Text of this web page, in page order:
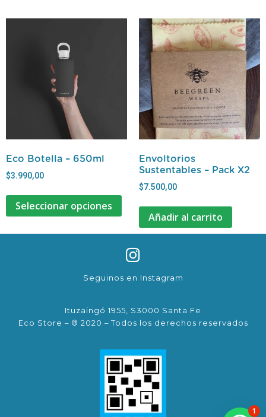
Eco Botella – 650ml
$3.990,00
Seleccionar opciones
Envoltorios
Sustentables – Pack X2
$7.500,00
Añadir al carrito
Seguinos en Instagram
Ituzaingó 1955, S3000 Santa Fe
Eco Store – ® 2020 – Todos los derechos reservados
1